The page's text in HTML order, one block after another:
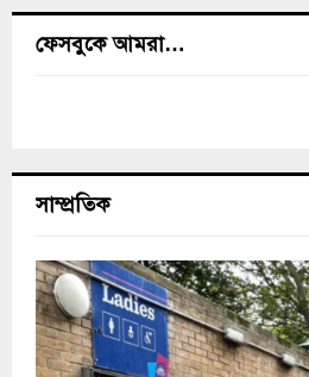
ফেসবুকে আমরা…
সাম্প্রতিক